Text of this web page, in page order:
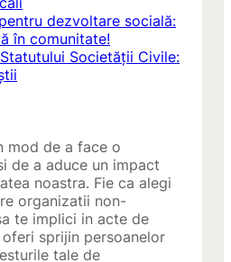
dezvoltare socială:
în comunitate!
Societății Civile:
mod de a face o
de a aduce un impact
noastra. Fie ca alegi
organizatii non-
te implici in acte de
sprijin persoanelor
tale de